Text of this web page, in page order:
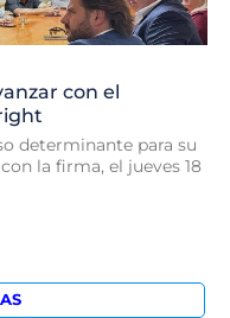
con el
determinante para su
la firma, el jueves 18